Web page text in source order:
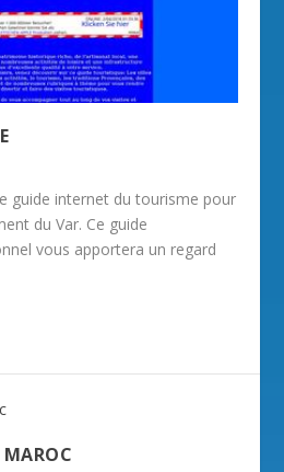
guide internet du tourisme pour
du Var. Ce guide
vous apportera un regard
MAROC